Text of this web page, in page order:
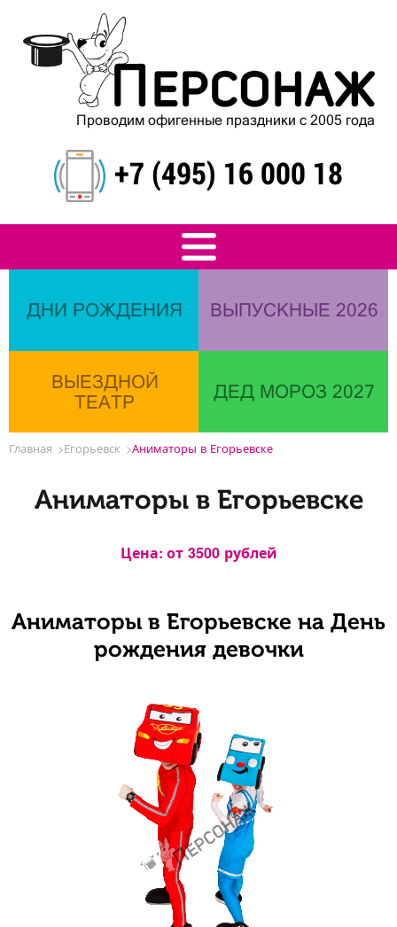
Проводим офигенные праздники с 2005 года
+7 (495) 16 000 18
ДНИ РОЖДЕНИЯ ВЫПУСКНЫЕ 2026
ВЫЕЗДНОЙ
ТЕАТР
ДЕД МОРОЗ 2027
Главная Егорьевск Аниматоры в Егорьевске
Аниматоры в Егорьевске
Цена: от 3500 рублей
Аниматоры в Егорьевске на День
рождения девочки